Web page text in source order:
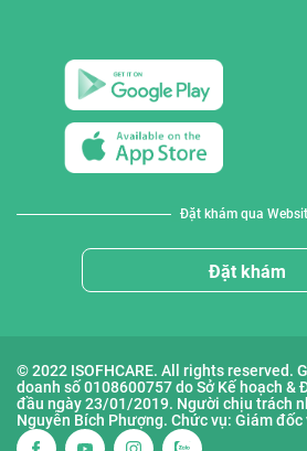
Đặt khám qua
Đặt khám
© 2022 ISOFHCARE. All rights reserved.
doanh số 0108600757 do Sở Kế hoạch &
đầu ngày 23/01/2019. Người chịu trách
Nguyễn Bích Phượng. Chức vụ: Giám đốc